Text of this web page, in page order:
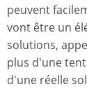
peuvent
vont être un
solutions,
plus d'une
d'une réelle